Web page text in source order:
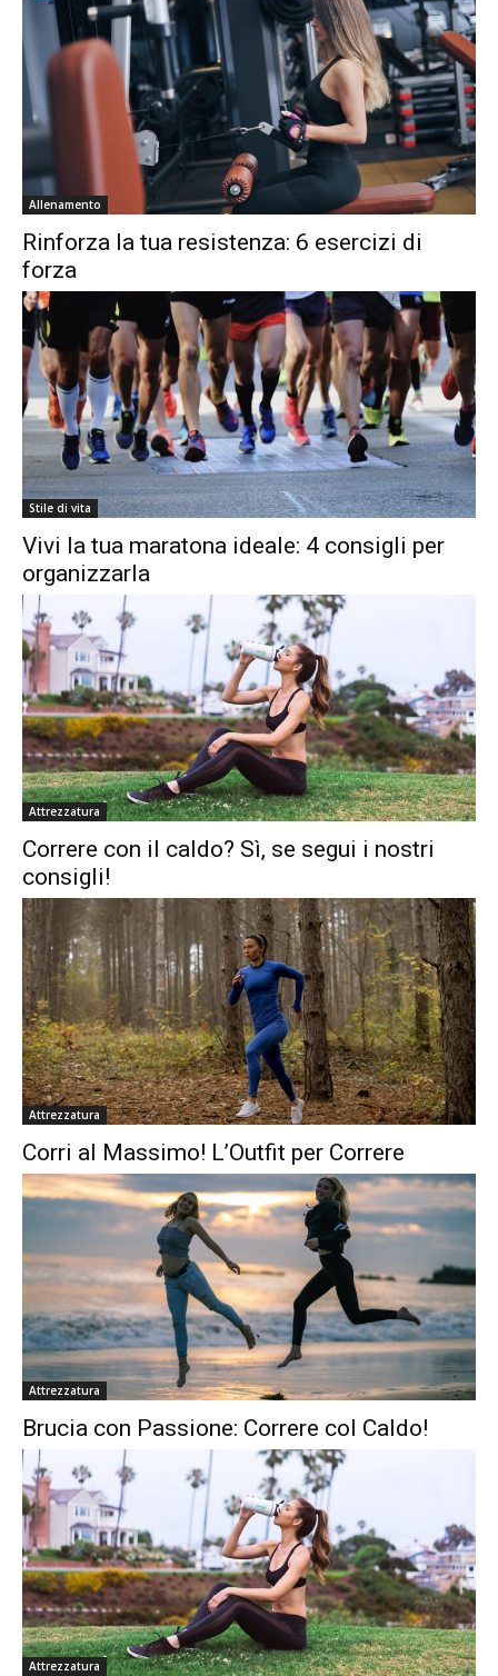
Allenamento
Rinforza la tua resistenza: 6 esercizi di
forza
Stile di vita
Vivi la tua maratona ideale: 4 consigli per
organizzarla
Attrezzatura
Correre con il caldo? Sì, se segui i nostri
consigli!
Attrezzatura
Corri al Massimo! L’Outfit per Correre
Attrezzatura
Brucia con Passione: Correre col Caldo!
Attrezzatura